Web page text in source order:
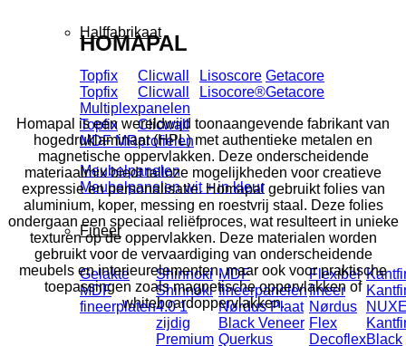
Halffabrikaat
Topfix
Topfix
Multiplex
Topfix
MDF MR
Clicwall
Clicwall
panelen
Clicwall
profielen
Lisoscore
Lisocore®
Getacore
Getacore
Meubelpanelen
Meubelpanelen wit + in kleur
Fineer
Gelakte
MDF
fineerplaten
Shinnoki
Shinnoki
4.0 1
zijdig
Premium
MDF
fineerpanelen
Nørdus Plaat
Black Veneer
Querkus
Flexibel
fineer
Nørdus
Flex
DecoflexBlack
HOMAPAL
Homapal is een wereldwijd toonaangevende fabrikant van
hogedruklaminaat (HPL) met authentieke metalen en
magnetische oppervlakken. Deze onderscheidende
materiaalmix biedt talloze mogelijkheden voor creatieve
expressie en personalisatie. Homapal gebruikt folies van
aluminium, koper, messing en roestvrij staal. Deze folies
ondergaan een speciaal reliëfproces, wat resulteert in unieke
texturen op de oppervlakken. Deze materialen worden
gebruikt voor de vervaardiging van onderscheidende
meubels en interieurelementen, maar ook voor praktische
toepassingen zoals magnetische oppervlakken of
whiteboardoppervlakken.